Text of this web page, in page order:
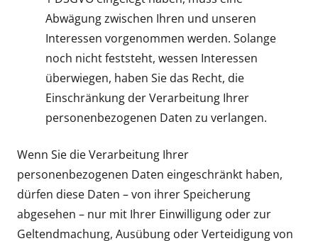
Abwägung zwischen Ihren und unseren
Interessen vorgenommen werden. Solange
noch nicht feststeht, wessen Interessen
überwiegen, haben Sie das Recht, die
Einschränkung der Verarbeitung Ihrer
personenbezogenen Daten zu verlangen.
Wenn Sie die Verarbeitung Ihrer
personenbezogenen Daten eingeschränkt haben,
dürfen diese Daten – von ihrer Speicherung
abgesehen – nur mit Ihrer Einwilligung oder zur
Geltendmachung, Ausübung oder Verteidigung von